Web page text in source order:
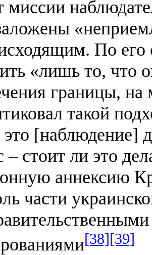
миссии
По
«лишь то, что
границы,
такой
это [наблюдение]
– стоит ли это
аннексию
части
[38][39]